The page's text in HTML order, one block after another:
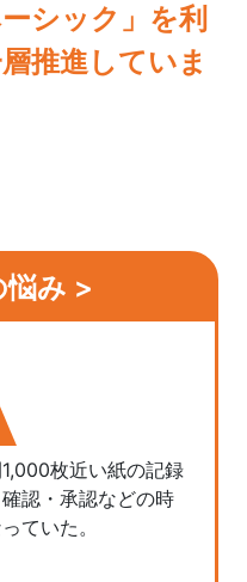
シック」を利
推進していま
悩み >
枚近い紙の記録
認・承認などの時
ていた。